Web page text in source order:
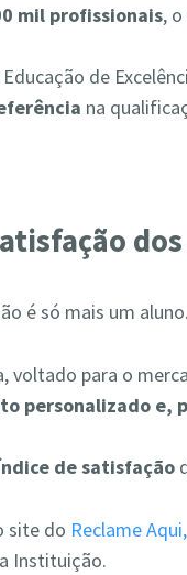
mil profissionais,
Educação de
na
é só mais um aluno.
voltado para o
personalizado e,
de satisfação
site do Reclame Aqui,
Instituição.